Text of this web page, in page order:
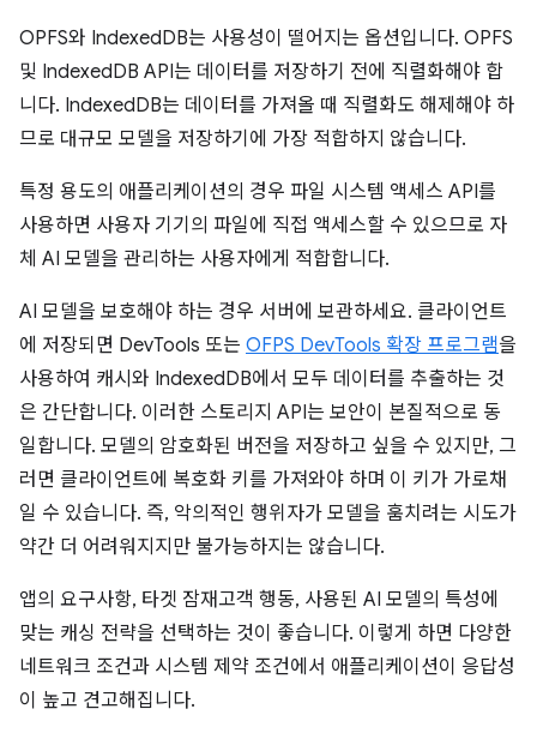
OPFS와 IndexedDB는 사용성이 떨어지는 옵션입니다. OPFS
및 IndexedDB API는 데이터를 저장하기 전에 직렬화해야 합
니다. IndexedDB는 데이터를 가져올 때 직렬화도 해제해야 하
므로 대규모 모델을 저장하기에 가장 적합하지 않습니다.
특정 용도의 애플리케이션의 경우 파일 시스템 액세스 API를
사용하면 사용자 기기의 파일에 직접 액세스할 수 있으므로 자
체 AI 모델을 관리하는 사용자에게 적합합니다.
AI 모델을 보호해야 하는 경우 서버에 보관하세요. 클라이언트
에 저장되면 DevTools 또는 OFPS DevTools 확장 프로그램을
사용하여 캐시와 IndexedDB에서 모두 데이터를 추출하는 것
은 간단합니다. 이러한 스토리지 API는 보안이 본질적으로 동
일합니다. 모델의 암호화된 버전을 저장하고 싶을 수 있지만, 그
러면 클라이언트에 복호화 키를 가져와야 하며 이 키가 가로채
일 수 있습니다. 즉, 악의적인 행위자가 모델을 훔치려는 시도가
약간 더 어려워지지만 불가능하지는 않습니다.
앱의 요구사항, 타겟 잠재고객 행동, 사용된 AI 모델의 특성에
맞는 캐싱 전략을 선택하는 것이 좋습니다. 이렇게 하면 다양한
네트워크 조건과 시스템 제약 조건에서 애플리케이션이 응답성
이 높고 견고해집니다.